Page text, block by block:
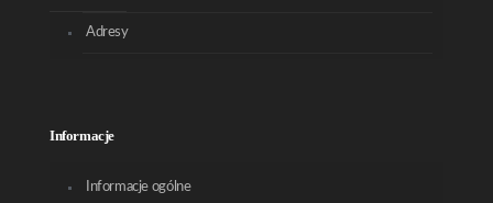
Adresy
Informacje
Informacje ogólne